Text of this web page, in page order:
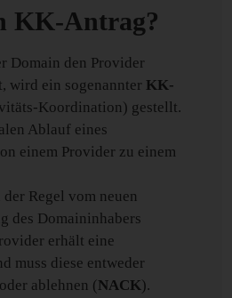
KK-Antrag?
Domain den Provider
wird ein sogenannter KK-
Koordination) gestellt.
Ablauf eines
einem Provider zu einem
Regel vom neuen
des Domaininhabers
erhält eine
muss diese entweder
ablehnen (NACK).